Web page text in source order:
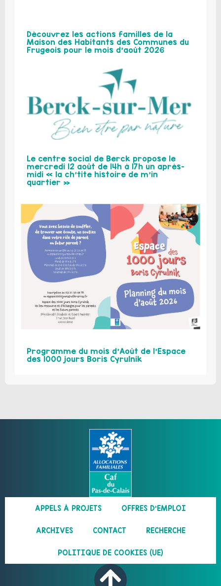
Découvrez les actions familles de la
Maison des Habitants des Communes du
Frugeois pour le mois d’août 2026
Le centre social de Berck propose le
mercredi 12 août de 14h à 17h un après-
midi « la ch’tite histoire de m’in
quartier »
Programme du mois d’Août de l’Espace
des 1000 jours Boris Cyrulnik
APPELS À PROJETS OFFRES D’EMPLOI
ARCHIVES CONTACT RECHERCHE
POLITIQUE DE COOKIES (UE)